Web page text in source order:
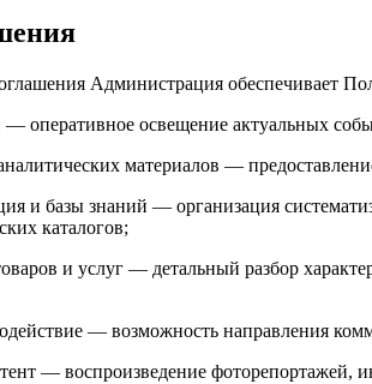
Администрация обеспечивает
оперативное освещение актуальных
материалов —
и базы знаний — организация
каталогов;
и услуг — детальный разбор
— возможность направления
— воспроизведение фоторепортажей,